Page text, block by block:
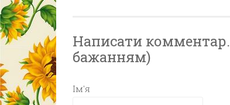
Написати
бажанням)
Ім'я